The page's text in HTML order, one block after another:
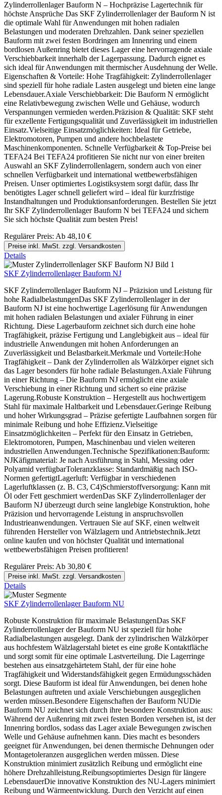
Zylinderrollenlager Bauform N – Hochpräzise Lagertechnik für
höchste Ansprüche Das SKF Zylinderrollenlager der Bauform N ist
die optimale Wahl für Anwendungen mit hohen radialen
Belastungen und moderaten Drehzahlen. Dank seiner speziellen
Bauform mit zwei festen Bordringen am Innenring und einem
bordlosen Außenring bietet dieses Lager eine hervorragende axiale
Verschiebbarkeit innerhalb der Lagerpassung. Dadurch eignet es
sich ideal für Anwendungen mit thermischer Ausdehnung der Welle.
Eigenschaften & Vorteile: Hohe Tragfähigkeit: Zylinderrollenlager
sind speziell für hohe radiale Lasten ausgelegt und bieten eine lange
Lebensdauer.Axiale Verschiebbarkeit: Die Bauform N ermöglicht
eine Relativbewegung zwischen Welle und Gehäuse, wodurch
Verspannungen vermieden werden.Präzision & Qualität: SKF steht
für exzellente Fertigungsqualität und Zuverlässigkeit im industriellen
Einsatz.Vielseitige Einsatzmöglichkeiten: Ideal für Getriebe,
Elektromotoren, Pumpen und andere hochbelastete
Maschinenkomponenten. Schnelle Verfügbarkeit & Top-Preise bei
TEFA24 Bei TEFA24 profitieren Sie nicht nur von einer breiten
Auswahl an SKF Zylinderrollenlagern, sondern auch von einer
schnellen Verfügbarkeit und international wettbewerbsfähigen
Preisen. Unser optimiertes Logistiksystem sorgt dafür, dass Ihr
benötigtes Lager schnell geliefert wird – ideal für kurzfristige
Instandhaltungen und Produktionsanforderungen. Bestellen Sie jetzt
Ihr SKF Zylinderrollenlager Bauform N bei TEFA24 und sichern
Sie sich höchste Qualität zum besten Preis!
Regulärer Preis: Ab 48,10 €
Preise inkl. MwSt. zzgl. Versandkosten
Details
SKF Zylinderrollenlager Bauform NJ
SKF Zylinderrollenlager Bauform NJ – Präzision und Leistung für
hohe RadialbelastungenDas SKF Zylinderrollenlager in der
Bauform NJ ist eine hochwertige Lagerlösung für Anwendungen
mit hohen radialen Belastungen und axialer Führung in einer
Richtung. Diese Lagerbauform zeichnet sich durch eine hohe
Tragfähigkeit, präzise Fertigung und Langlebigkeit aus – ideal für
industrielle Anwendungen mit hohen Anforderungen an
Zuverlässigkeit und Belastbarkeit.Merkmale und Vorteile:Hohe
Tragfähigkeit – Dank der Zylinderrollen als Wälzkörper eignet sich
das Lager besonders für hohe radiale Belastungen.Axiale Führung
in einer Richtung – Die Bauform NJ ermöglicht eine axiale
Verschiebung in einer Richtung und sichert so eine präzise
Lagerung.Robuste Konstruktion – Hergestellt aus hochwertigem
Stahl für maximale Haltbarkeit und Lebensdauer.Geringe Reibung
und hoher Wirkungsgrad – Präzise gefertigte Laufbahnen sorgen für
minimale Reibung und hohe Effizienz.Vielseitige
Einsatzmöglichkeiten – Perfekt für den Einsatz in Getrieben,
Elektromotoren, Pumpen, Maschinenbau und vielen weiteren
industriellen Anwendungen.Technische Spezifikationen:Bauform:
NJKäfigmaterial: Je nach Ausführung in Stahl, Messing oder
Polyamid verfügbarToleranzklasse: Standardmäßig nach ISO-
Normen gefertigtLagerluft: Verfügbar in verschiedenen
Lagerluftklassen (z. B. C3, C4)Schmierstoffversorgung: Kann mit
Öl oder Fett geschmiert werdenDas SKF Zylinderrollenlager der
Bauform NJ überzeugt durch seine langlebige Konstruktion, hohe
Präzision und hervorragende Leistung in anspruchsvollen
Industrieanwendungen. Vertrauen Sie auf SKF, einen weltweit
führenden Hersteller von Wälzlagern und Antriebstechnik.Jetzt
online kaufen und von höchster Qualität und international
wettbewerbsfähigen Preisen profitieren!
Regulärer Preis: Ab 30,80 €
Preise inkl. MwSt. zzgl. Versandkosten
Details
SKF Zylinderrollenlager Bauform NU
Robuste Konstruktion für maximale BelastungenDas SKF
Zylinderrollenlager der Bauform NU ist speziell für hohe
Radialbelastungen ausgelegt. Dank der zylindrischen Wälzkörper
aus hochfestem Wälzlagerstahl bietet es eine große Kontaktfläche
und sorgt somit für eine optimale Lastverteilung. Die Lagerringe
bestehen aus einsatzgehärtetem Stahl, der für eine hohe
Tragfähigkeit und Widerstandsfähigkeit gegen Ermüdungsschäden
sorgt. Diese Bauform ist ideal für Anwendungen, bei denen hohe
Belastungen auftreten und axiale Verschiebungen ausgeglichen
werden müssen.Besondere Eigenschaften der Bauform NUDie
Bauform NU zeichnet sich durch ihre besondere Konstruktion aus:
Während der Außenring mit zwei festen Borden versehen ist, ist der
Innenring bordlos, sodass das Lager axiale Bewegungen zwischen
Welle und Gehäuse aufnehmen kann. Dies macht es besonders
geeignet für Anwendungen, bei denen thermische Dehnungen oder
Montagetoleranzen ausgeglichen werden müssen. Diese
Konstruktion minimiert zusätzlich Reibung und ermöglicht eine
höhere Drehzahlleistung.Reibungsoptimiertes Design für längere
LebensdauerDie innovative Konstruktion des NU-Lagers minimiert
Reibung und Wärmeentwicklung. Durch den Verzicht auf einen